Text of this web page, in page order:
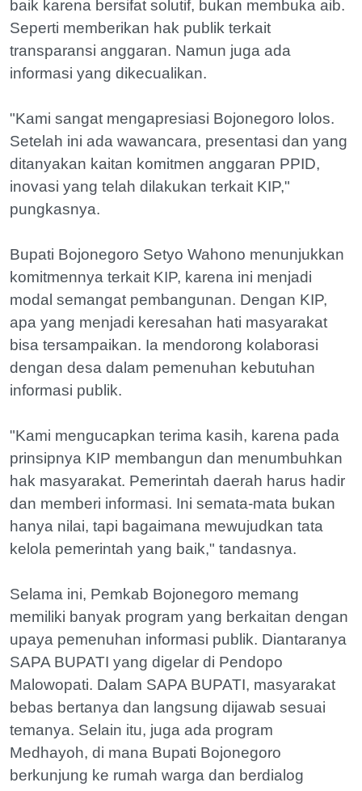
baik karena bersifat solutif, bukan membuka aib.
Seperti memberikan hak publik terkait
transparansi anggaran. Namun juga ada
informasi yang dikecualikan.
"Kami sangat mengapresiasi Bojonegoro lolos.
Setelah ini ada wawancara, presentasi dan yang
ditanyakan kaitan komitmen anggaran PPID,
inovasi yang telah dilakukan terkait KIP,"
pungkasnya.
Bupati Bojonegoro Setyo Wahono menunjukkan
komitmennya terkait KIP, karena ini menjadi
modal semangat pembangunan. Dengan KIP,
apa yang menjadi keresahan hati masyarakat
bisa tersampaikan. Ia mendorong kolaborasi
dengan desa dalam pemenuhan kebutuhan
informasi publik.
"Kami mengucapkan terima kasih, karena pada
prinsipnya KIP membangun dan menumbuhkan
hak masyarakat. Pemerintah daerah harus hadir
dan memberi informasi. Ini semata-mata bukan
hanya nilai, tapi bagaimana mewujudkan tata
kelola pemerintah yang baik," tandasnya.
Selama ini, Pemkab Bojonegoro memang
memiliki banyak program yang berkaitan dengan
upaya pemenuhan informasi publik. Diantaranya
SAPA BUPATI yang digelar di Pendopo
Malowopati. Dalam SAPA BUPATI, masyarakat
bebas bertanya dan langsung dijawab sesuai
temanya. Selain itu, juga ada program
Medhayoh, di mana Bupati Bojonegoro
berkunjung ke rumah warga dan berdialog